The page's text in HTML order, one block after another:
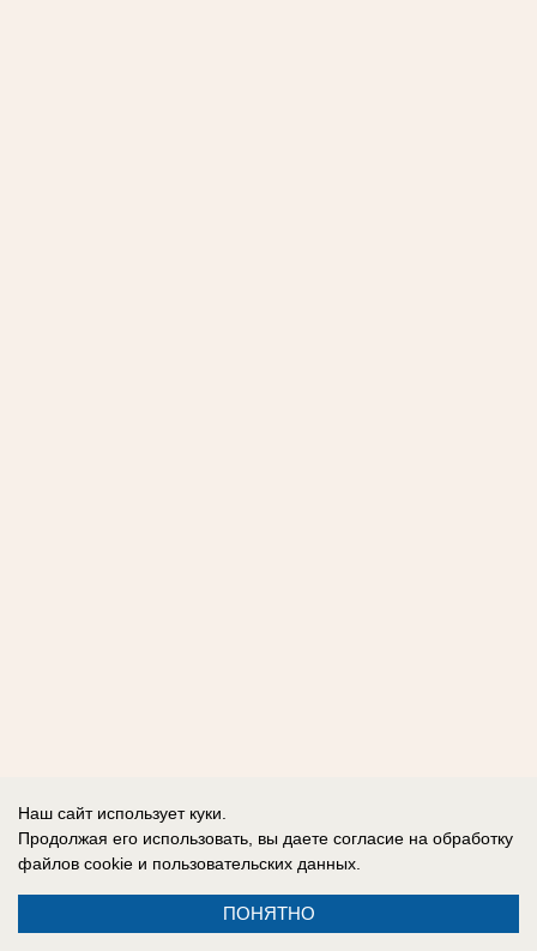
Наш сайт использует куки.
Продолжая его использовать, вы даете согласие на обработку
файлов cookie и пользовательских данных.
ПОНЯТНО